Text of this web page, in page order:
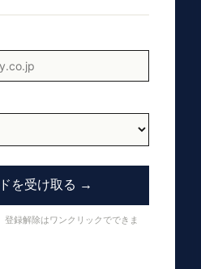
を受け取る →
録解除はワンクリックでできま